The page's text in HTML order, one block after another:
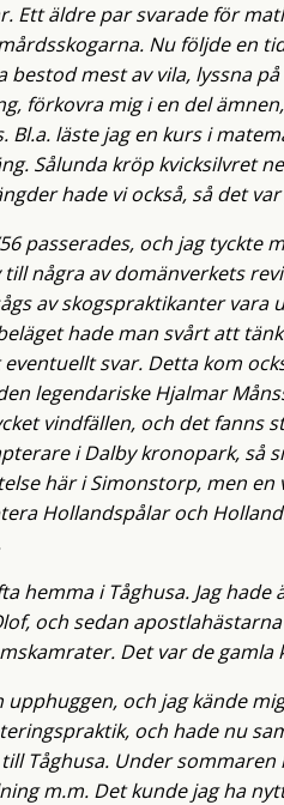
Ett äldre par svarade för
Nu följde en
mest av vila, lyssna
förkovra mig i en del
läste jag en kurs i
Sålunda kröp kvicksilvret
hade vi också, så det
passerades, och jag tyckte
några av domänverkets
av skogspraktikanter vara
hade man svårt att
svar. Detta kom
legendariske Hjalmar
vindfällen, och det fanns
i Dalby kronopark, så
här i Simonstorp, men en
Hollandspålar och
hemma i Tåghusa. Jag
och sedan
Det var de gamla
och jag kände
och hade nu
Tåghusa. Under
m.m. Det kunde jag ha